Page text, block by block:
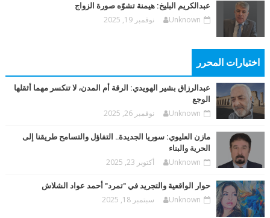
عبدالكريم البليخ: هيمنة تشوّه صورة الزواج
Unknown نوفمبر 19, 2025
اختيارات المحرر
عبدالرزاق بشير الهويدي: الرقة أم المدن، لا تنكسر مهما أثقلها
الوجع
Unknown نوفمبر 26, 2025
مازن العليوي: سوريا الجديدة.. التفاؤل والتسامح طريقنا إلى
الحرية والبناء
Unknown أكتوبر 23, 2025
حوار الواقعية والتجريد في "تمرد" أحمد عواد الشلاش
Unknown سبتمبر 18, 2025